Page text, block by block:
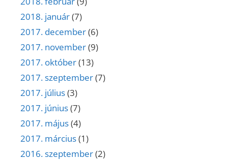
2018. január(7)
2017. december(6)
2017. november(9)
2017. október(13)
2017. szeptember(7)
2017. július(3)
2017. június(7)
2017. május(4)
2017. március(1)
2016. szeptember(2)